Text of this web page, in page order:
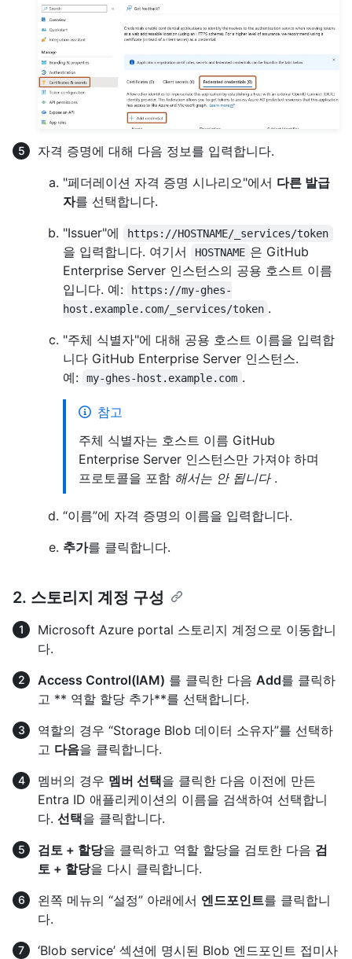
자격 증명에 대해 다음 정보를 입력합니다.
"페더레이션 자격 증명 시나리오"에서 다른 발급
자를 선택합니다.
"Issuer"에
https://HOSTNAME/_services/token
을 입력합니다. 여기서 HOSTNAME 은 GitHub
Enterprise Server 인스턴스의 공용 호스트 이름
입니다. 예:
https://my-ghes-
host.example.com/_services/token .
"주체 식별자"에 대해 공용 호스트 이름을 입력합
니다 GitHub Enterprise Server 인스턴스.
예:
my-ghes-host.example.com .
참고
주체 식별자는 호스트 이름 GitHub
Enterprise Server 인스턴스만 가져야 하며
프로토콜을 포함 해서는 안 됩니다.
“이름”에 자격 증명의 이름을 입력합니다.
추가를 클릭합니다.
2. 스토리지 계정 구성
Microsoft Azure portal 스토리지 계정으로 이동합니
다.
Access Control(IAM) 를 클릭한 다음 Add를 클릭하
고 ** 역할 할당 추가**를 선택합니다.
역할의 경우 “Storage Blob 데이터 소유자”를 선택하
고 다음을 클릭합니다.
멤버의 경우 멤버 선택을 클릭한 다음 이전에 만든
Entra ID 애플리케이션의 이름을 검색하여 선택합니
다. 선택을 클릭합니다.
검토 + 할당을 클릭하고 역할 할당을 검토한 다음 검
토 + 할당을 다시 클릭합니다.
왼쪽 메뉴의 “설정” 아래에서 엔드포인트를 클릭합니
다.
‘Blob service’ 섹션에 명시된 Blob 엔드포인트 접미사